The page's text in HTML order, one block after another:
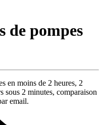
de pompes
en moins de 2 heures, 2
sous 2 minutes, comparaison
email.